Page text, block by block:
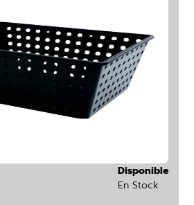
Disponible
En Stock